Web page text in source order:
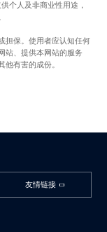
个人及非商业性用途，
担保。使用者应认知任何
站、提供本网站的服务
他有害的成份。
友情链接